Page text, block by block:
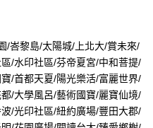
/峇黎島/太陽城/上北大/賞未來/
/水印社區/芬帝夏宮/中和菩提/
/首都天夏/陽光樂活/富麗世界/
/大學風呂/藝術國寶/麗寶仙境/
/光印社區/紐約廣場/豐田大郡/